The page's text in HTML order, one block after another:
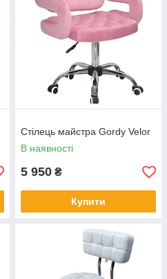
Стілець майстра Gordy Velor
В наявності
5 950 ₴
Купити